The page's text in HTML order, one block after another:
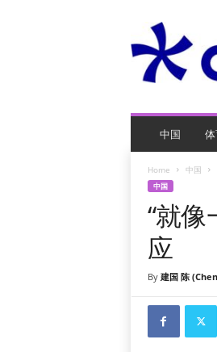
O
游
中国
Home 中国
中国
“就
应
By 建国 陈